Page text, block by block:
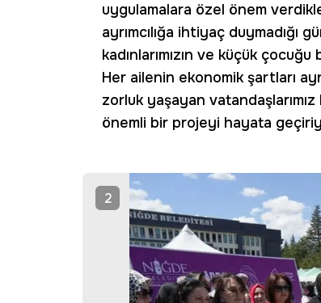
uygulamalara özel önem
ayrımcılığa ihtiyaç duymadığı
kadınlarımızın ve küçük
Her ailenin ekonomik şartları
zorluk yaşayan
önemli bir projeyi hayata
2